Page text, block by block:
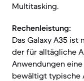
Multitasking.
Rechenleistung:
Das Galaxy A35
der für alltägliche
Anwendungen
bewältigt typische